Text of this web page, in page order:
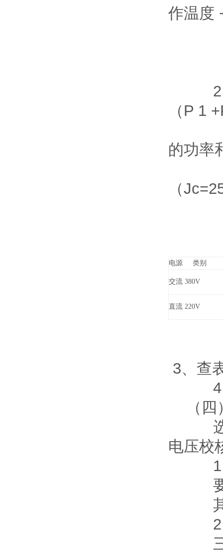
作温度
2、
（P 1
的功率
（
电源 类别
交流 380V
直流 220V
3、查
4、
（四
选用
电压校
1、
要求
其它
2、
三相